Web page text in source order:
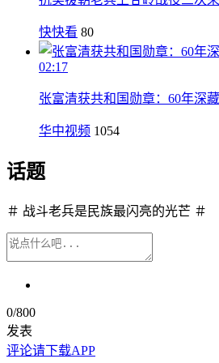
快快看 80
02:17
张富清获共和国勋章：60年深
华中视频 1054
话题
＃ 战斗老兵是民族最闪亮的光芒 ＃
0/800
发表
评论请下载APP